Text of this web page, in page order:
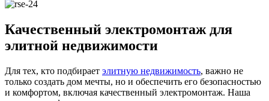
Качественный электромонтаж для
элитной недвижимости
Для тех, кто подбирает элитную недвижимость, важно не
только создать дом мечты, но и обеспечить его безопасностью
и комфортом, включая качественный электромонтаж. Наша